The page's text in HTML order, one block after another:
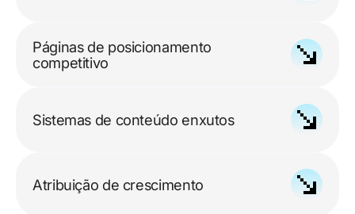
problemáticos e intenção de inscrição
Páginas de posicionamento
competitivo
Sistemas de conteúdo enxutos
crescem
Atribuição de crescimento